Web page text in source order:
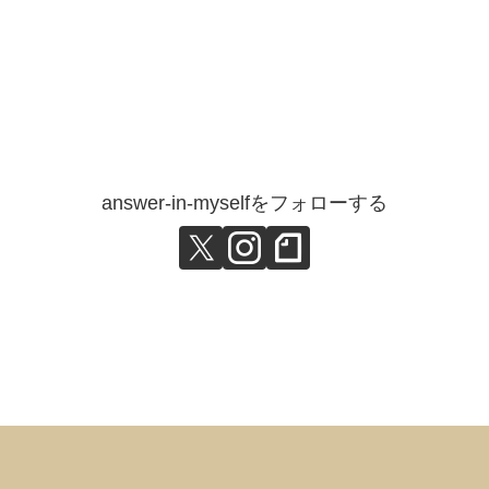
answer-in-myselfをフォローする